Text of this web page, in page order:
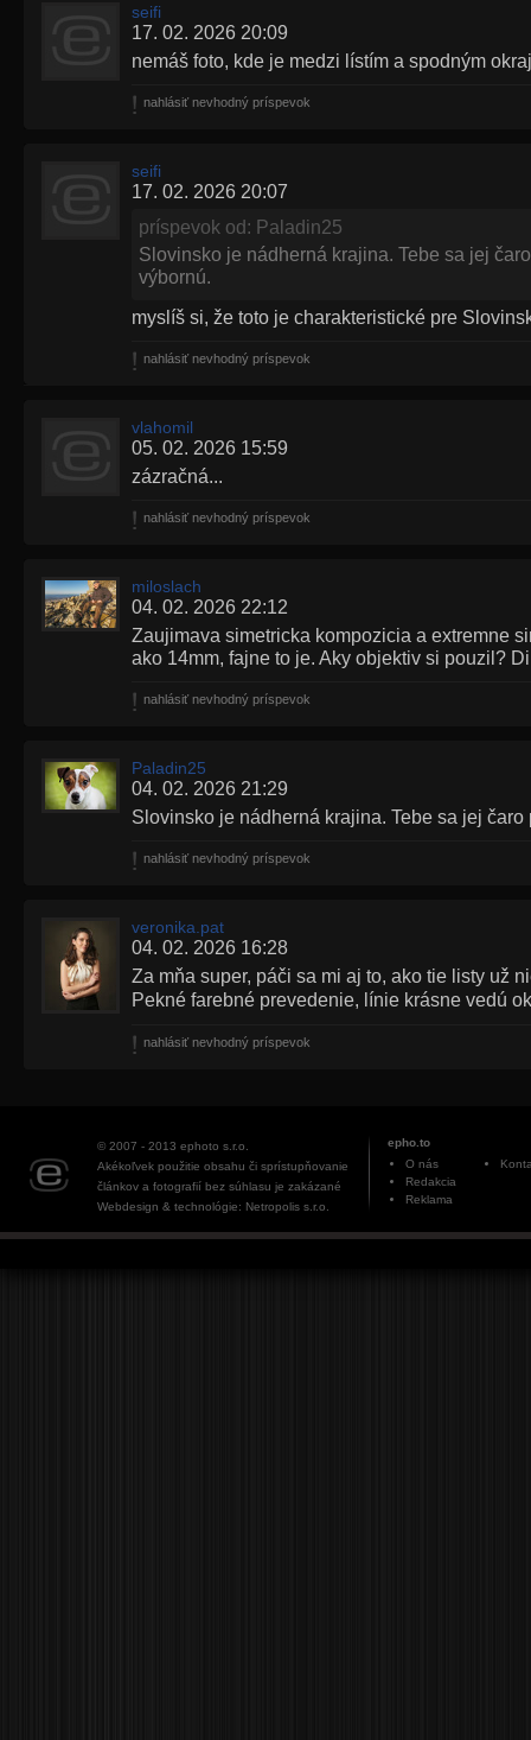
seifi
17. 02. 2026 20:09
nemáš foto, kde je medzi lístím a spodným
nahlásiť nevhodný príspevok
seifi
17. 02. 2026 20:07
príspevok od: Paladin25
Slovinsko je nádherná krajina. Tebe sa jej
výbornú.
myslíš si, že toto je charakteristické pre
nahlásiť nevhodný príspevok
vlahomil
05. 02. 2026 15:59
zázračná...
nahlásiť nevhodný príspevok
miloslach
04. 02. 2026 22:12
Zaujimava simetricka kompozicia a extremne
ako 14mm, fajne to je. Aky objektiv si pouzil?
nahlásiť nevhodný príspevok
Paladin25
04. 02. 2026 21:29
Slovinsko je nádherná krajina. Tebe sa jej
nahlásiť nevhodný príspevok
veronika.pat
04. 02. 2026 16:28
Za mňa super, páči sa mi aj to, ako tie listy už
Pekné farebné prevedenie, línie krásne vedú
nahlásiť nevhodný príspevok
© 2007 - 2013 ephoto s.r.o.
Akékoľvek použitie obsahu či sprístupňovanie
článkov a fotografií bez súhlasu je zakázané
Webdesign & technológie: Netropolis s.r.o.
epho.to
O nás
Redakcia
Reklama